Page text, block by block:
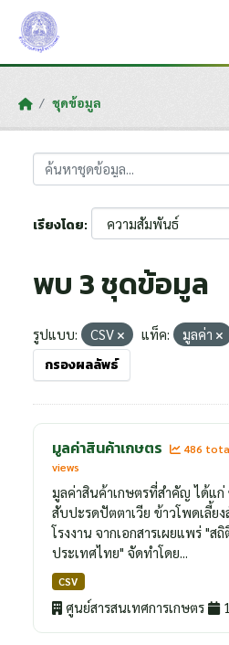
Skip to main content
ชุดข้อมูล
เรียงโดย
พบ 3 ชุดข้อมูล
รูปแบบ: CSV แท็ค: มูลค่า
กรองผลลัพธ์
มูลค่าสินค้าเกษตร 486
views
มูลค่าสินค้าเกษตรที่สำคัญ ได้แก่
สับปะรดปัตตาเวีย ข้าวโพดเลี้ย
โรงงาน จากเอกสารเผยแพร่ "ส
ประเทศไทย" จัดทำโดย...
CSV
ศูนย์สารสนเทศการเกษตร